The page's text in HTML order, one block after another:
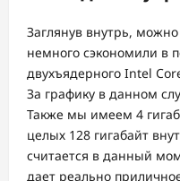
Заглянув внутрь,
немного сэкономили в
двухъядерного Intel
За графику в данном
Также мы имеем 4
целых 128 гигабайт
считается в данный
дает реально